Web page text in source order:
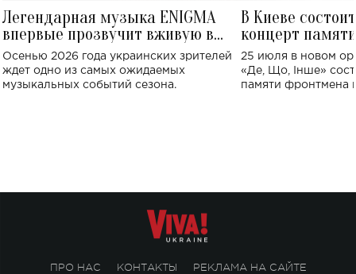
Легендарная музыка ENIGMA
впервые прозвучит вживую в
Украине: где состоится концерт
Осенью 2026 года украинских зрителей
ждет одно из самых ожидаемых
музыкальных событий сезона.
В Киеве
концерт
Клименко:
исполнят песни
25 июля в новом
«Де, Що, Інше»
памяти фронтмена
ПРО НАС КОНТАКТЫ РЕКЛАМА НА САЙТЕ